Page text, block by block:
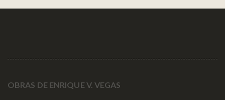
OBRAS DE ENRIQUE V. VEGAS